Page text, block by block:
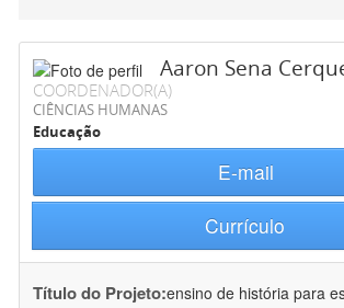
Aaron Sena
COORDENADOR(A)
CIÊNCIAS HUMANAS
Educação
E-mail
Currículo
Título do Projeto:ensino de história para